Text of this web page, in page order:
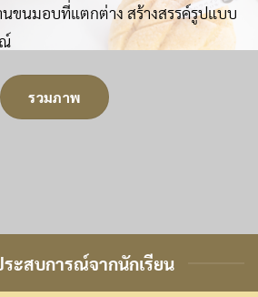
นขนมอบที่แตกต่าง สร้างสรรค์รูปแบบ
รวมภาพ
ะสบการณ์จากนักเรียน